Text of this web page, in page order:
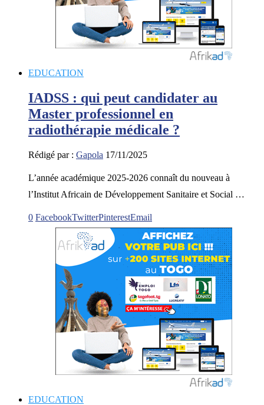
EDUCATION
IADSS : qui peut candidater au
Master professionnel en
radiothérapie médicale ?
Rédigé par : Gapola 17/11/2025
L’année académique 2025-2026 connaît du nouveau à
l’Institut Africain de Développement Sanitaire et Social …
0 FacebookTwitterPinterestEmail
EDUCATION